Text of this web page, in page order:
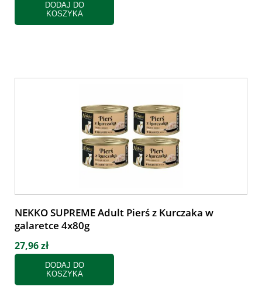
DODAJ DO
KOSZYKA
NEKKO SUPREME Adult Pierś z Kurczaka w
galaretce 4x80g
27,96 zł
DODAJ DO
KOSZYKA